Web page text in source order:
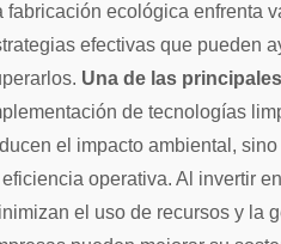
fabricación ecológica enfrenta
efectivas que pueden
Una de las
de tecnologías
el impacto ambiental,
operativa. Al invertir
el uso de recursos y la